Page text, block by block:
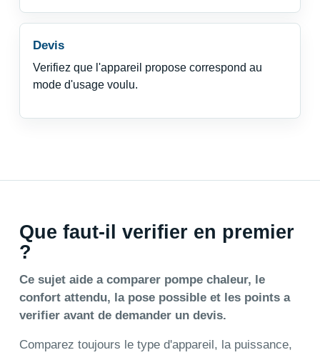
Devis
Verifiez que l'appareil propose correspond au
mode d'usage voulu.
Que faut-il verifier en premier
?
Ce sujet aide a comparer pompe chaleur, le
confort attendu, la pose possible et les points a
verifier avant de demander un devis.
Comparez toujours le type d'appareil, la puissance,